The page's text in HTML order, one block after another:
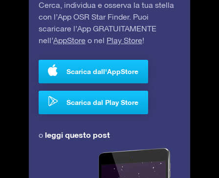
Cerca, individua e osserva la tua stella
con l’App OSR Star Finder. Puoi
scaricare l’App GRATUITAMENTE
nell’AppStore o nel Play Store!
Scarica dall'AppStore
Scarica dal Play Store
o leggi questo post